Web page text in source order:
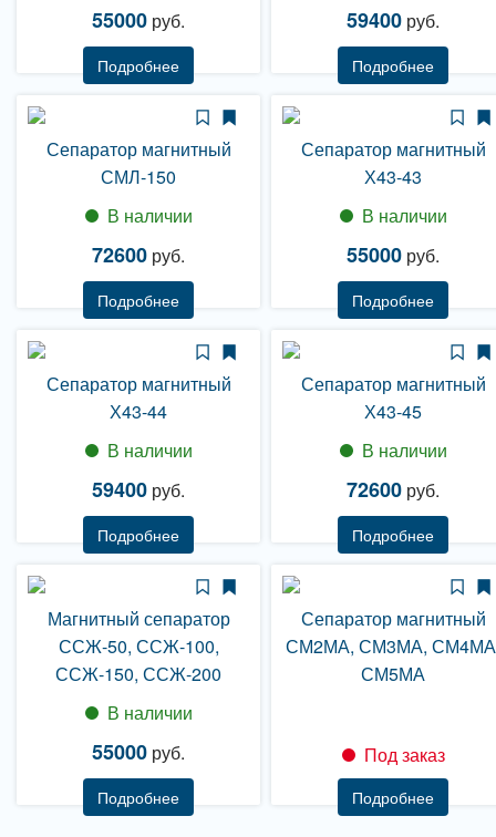
55000 руб.
Подробнее
59400 руб.
Подробнее
Сепаратор магнитный
СМЛ-150
В наличии
72600 руб.
Подробнее
Сепаратор магнитный
Х43-43
В наличии
55000 руб.
Подробнее
Сепаратор магнитный
Х43-44
В наличии
59400 руб.
Подробнее
Сепаратор магнитный
Х43-45
В наличии
72600 руб.
Подробнее
Магнитный сепаратор
ССЖ-50, ССЖ-100,
ССЖ-150, ССЖ-200
В наличии
55000 руб.
Подробнее
Сепаратор магнитный
СМ2МА, СМ3МА,
СМ5МА
Под заказ
Подробнее